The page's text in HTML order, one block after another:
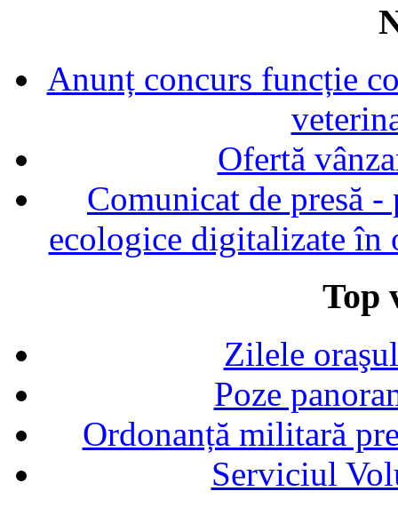
Anunț concurs funcție
Ofertă
Comunicat de presă
ecologice digitalizate în
Top
Zilele
Poze
Ordonanță militară
Serviciul